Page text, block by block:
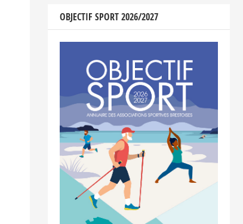
OBJECTIF SPORT 2026/2027